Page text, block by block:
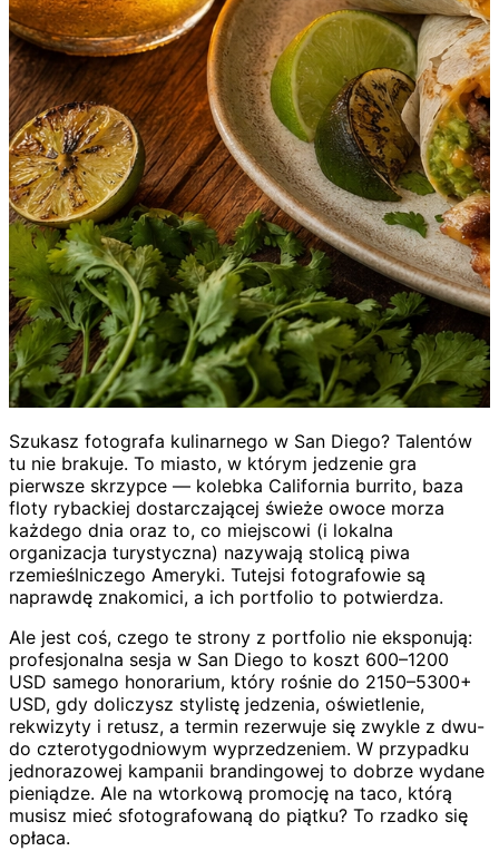
Szukasz fotografa kulinarnego w San Diego? Talentów
tu nie brakuje. To miasto, w którym jedzenie gra
pierwsze skrzypce — kolebka California burrito, baza
floty rybackiej dostarczającej świeże owoce morza
każdego dnia oraz to, co miejscowi (i lokalna
organizacja turystyczna) nazywają stolicą piwa
rzemieślniczego Ameryki. Tutejsi fotografowie są
naprawdę znakomici, a ich portfolio to potwierdza.
Ale jest coś, czego te strony z portfolio nie eksponują:
profesjonalna sesja w San Diego to koszt 600–1200
USD samego honorarium, który rośnie do 2150–5300+
USD, gdy doliczysz stylistę jedzenia, oświetlenie,
rekwizyty i retusz, a termin rezerwuje się zwykle z dwu-
do czterotygodniowym wyprzedzeniem. W przypadku
jednorazowej kampanii brandingowej to dobrze wydane
pieniądze. Ale na wtorkową promocję na taco, którą
musisz mieć sfotografowaną do piątku? To rzadko się
opłaca.